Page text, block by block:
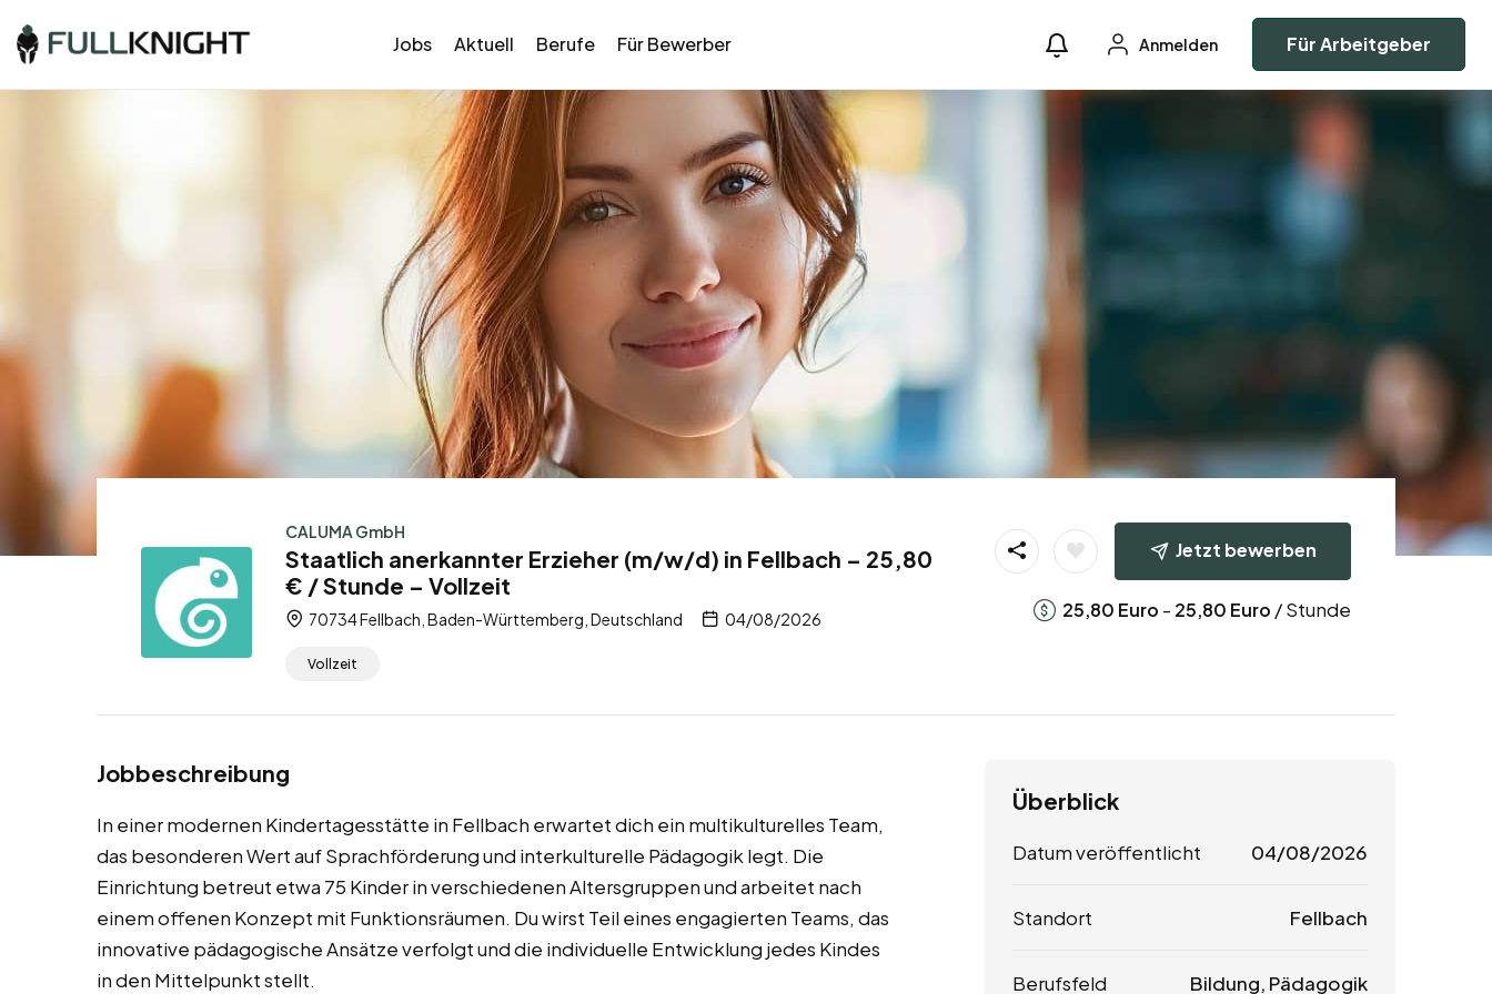
Jobs Aktuell Berufe Für Bewerber Anmelden Für Arbeitgeber
CALUMA GmbH
Staatlich anerkannter Erzieher (m/w/d) in Fellbach – 25,80
€ / Stunde – Vollzeit
70734 Fellbach, Baden-Württemberg, Deutschland 04/08/2026
Vollzeit
Jetzt bewerben
25,80 Euro - 25,80 Euro / Stunde
Jobbeschreibung
In einer modernen Kindertagesstätte in Fellbach erwartet dich ein multikulturelles Team,
das besonderen Wert auf Sprachförderung und interkulturelle Pädagogik legt. Die
Einrichtung betreut etwa 75 Kinder in verschiedenen Altersgruppen und arbeitet nach
einem offenen Konzept mit Funktionsräumen. Du wirst Teil eines engagierten Teams, das
innovative pädagogische Ansätze verfolgt und die individuelle Entwicklung jedes Kindes
in den Mittelpunkt stellt.
Überblick
Datum veröffentlicht 04/08/2026
Standort Fellbach
Berufsfeld Bildung, Pädagogik